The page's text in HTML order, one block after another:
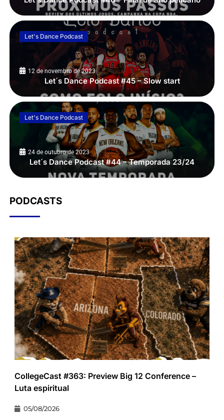
Let's Dance Podcast
12 de novembro de 2023
Let´s Dance Podcast #45 – Slow start
Let's Dance Podcast
24 de outubro de 2023
Let´s Dance Podcast #44 – Temporada 23/24
PODCASTS
CollegeCast #363: Preview Big 12 Conference –
Luta espiritual
05/08/2026